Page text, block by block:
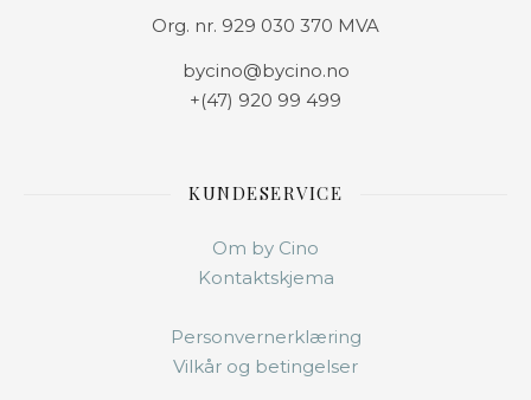
Org. nr. 929 030 370 MVA
bycino@bycino.no
+(47) 920 99 499
KUNDESERVICE
Om by Cino
Kontaktskjema
Personvernerklæring
Vilkår og betingelser